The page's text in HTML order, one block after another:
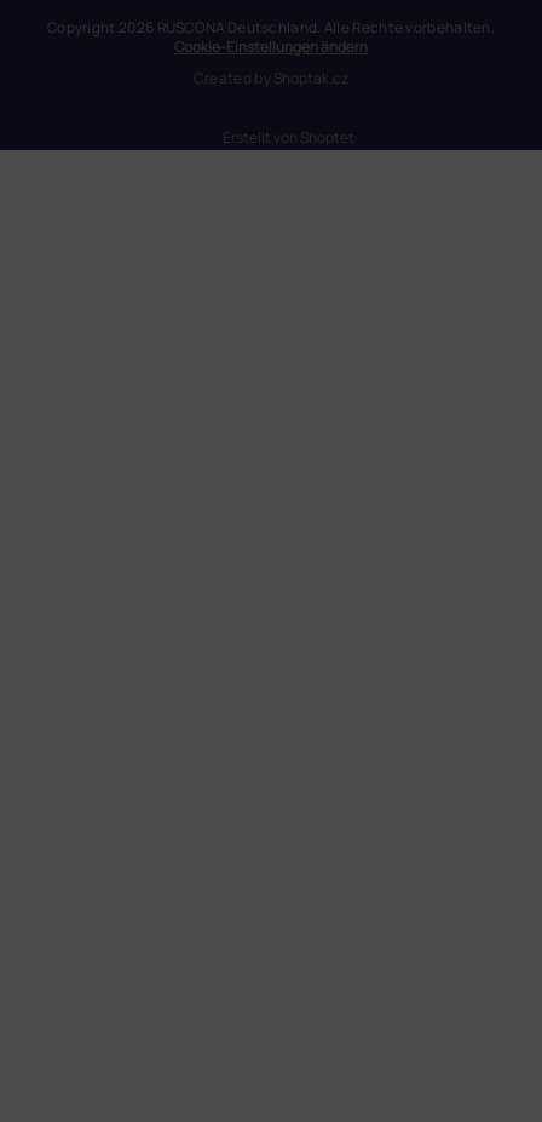
Erstellt von Shoptet
Copyright 2026 RUSCONA Deutschland. Alle Rechte vorbehalten.
Cookie-Einstellungen ändern
Created byShoptak.cz